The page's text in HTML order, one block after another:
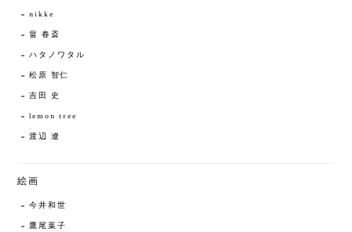
nikke
畠 春斎
ハタノワタル
松原 智仁
吉田 史
lemon tree
渡辺 遼
絵画
今井和世
鷹尾葉子